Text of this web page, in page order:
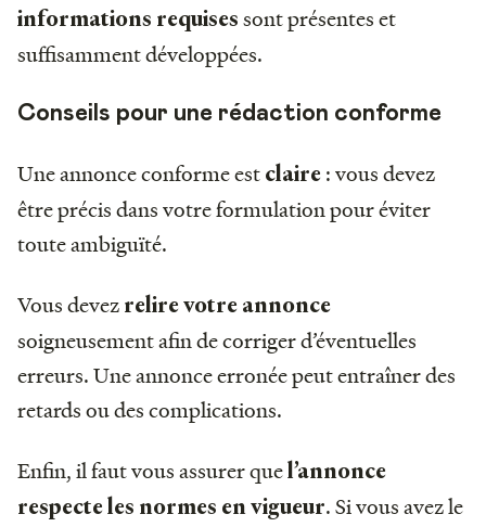
informations requises sont présentes et
suffisamment développées.
Conseils pour une rédaction conforme
Une annonce conforme est claire : vous devez
être précis dans votre formulation pour éviter
toute ambiguïté.
Vous devez relire votre annonce
soigneusement afin de corriger d’éventuelles
erreurs. Une annonce erronée peut entraîner des
retards ou des complications.
Enfin, il faut vous assurer quel’annonce
respecte les normes en vigueur. Si vous avez le